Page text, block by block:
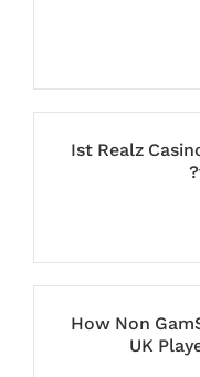
Ist Realz
How Non
UK